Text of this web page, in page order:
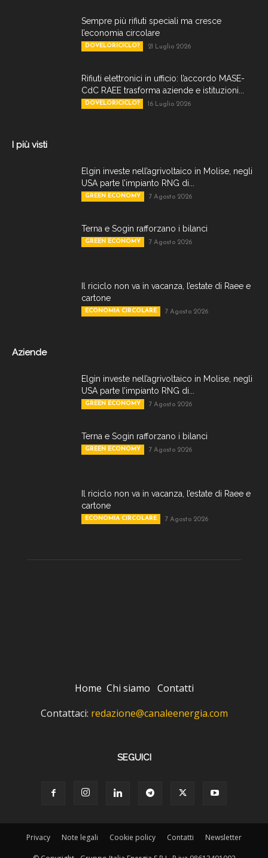
Sempre più rifiuti speciali ma cresce
l’economia circolare
DOVELORICICLO? 21 Luglio 2026
Rifiuti elettronici in ufficio: l’accordo MASE-
CdC RAEE trasforma aziende e istituzioni...
DOVELORICICLO? 16 Luglio 2026
I più visti
Elgin investe nell’agrivoltaico in Molise, negli
USA parte l’impianto RNG di...
GREEN ECONOMY 7 Agosto 2026
Terna e Sogin rafforzano i bilanci
GREEN ECONOMY 7 Agosto 2026
Il riciclo non va in vacanza, l’estate di Raee e
cartone
ECONOMIA CIRCOLARE 7 Agosto 2026
Aziende
Elgin investe nell’agrivoltaico in Molise, negli
USA parte l’impianto RNG di...
GREEN ECONOMY 7 Agosto 2026
Terna e Sogin rafforzano i bilanci
GREEN ECONOMY 7 Agosto 2026
Il riciclo non va in vacanza, l’estate di Raee e
cartone
ECONOMIA CIRCOLARE 7 Agosto 2026
Home Chi siamo Contatti
Contattaci: redazione@canaleenergia.com
SEGUICI
Privacy Note legali Cookie policy Contatti Newsletter